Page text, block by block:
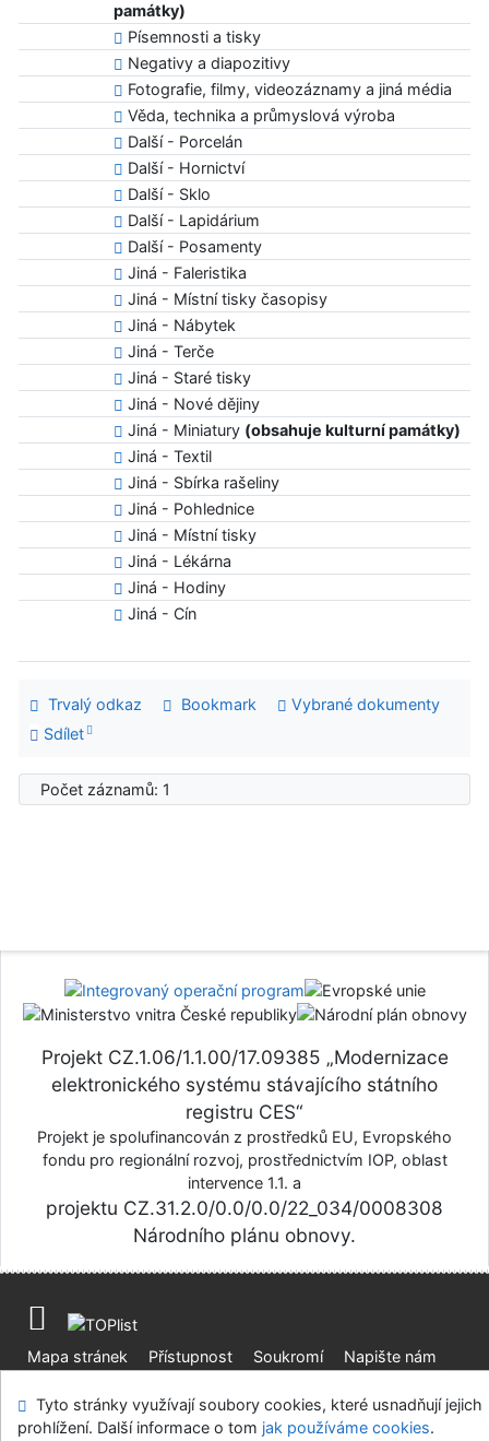
památky)
Písemnosti a tisky
Negativy a diapozitivy
Fotografie, filmy, videozáznamy a jiná média
Věda, technika a průmyslová výroba
Další - Porcelán
Další - Hornictví
Další - Sklo
Další - Lapidárium
Další - Posamenty
Jiná - Faleristika
Jiná - Místní tisky časopisy
Jiná - Nábytek
Jiná - Terče
Jiná - Staré tisky
Jiná - Nové dějiny
Jiná - Miniatury (obsahuje kulturní památky)
Jiná - Textil
Jiná - Sbírka rašeliny
Jiná - Pohlednice
Jiná - Místní tisky
Jiná - Lékárna
Jiná - Hodiny
Jiná - Cín
Trvalý odkaz Bookmark
Vybrané dokumenty
Sdílet
Počet záznamů: 1
Projekt CZ.1.06/1.1.00/17.09385 „Modernizace
elektronického systému stávajícího státního
registru CES“
Projekt je spolufinancován z prostředků EU, Evropského
fondu pro regionální rozvoj, prostřednictvím IOP, oblast
intervence 1.1. a
projektu CZ.31.2.0/0.0/0.0/22_034/0008308
Národního plánu obnovy.
Mapa stránek Přístupnost Soukromí
Napište nám
Tyto stránky využívají soubory cookies, které usnadňují jejich
prohlížení. Další informace o tom jak používáme cookies.